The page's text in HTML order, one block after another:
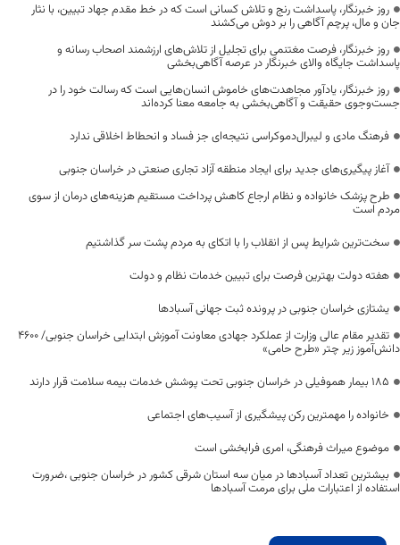
روز خبرنگار، پاسداشت رنج و تلاش کسانی است که در خط مقدم جهاد تبیین، با نثار
جان و مال، پرچم آگاهی را بر دوش می‌کشند
روز خبرنگار، فرصت مغتنمی برای تجلیل از تلاش‌های ارزشمند اصحاب رسانه و
پاسداشت جایگاه والای خبرنگار در عرصه آگاهی‌بخشی
روز خبرنگار، یادآور مجاهدت‌های خاموش انسان‌هایی است که رسالت خود را در
جست‌وجوی حقیقت و آگاهی‌بخشی به جامعه معنا کرده‌اند
فرهنگ مادی و لیبرال‌دموکراسی نتیجه‌ای جز فساد و انحطاط اخلاقی ندارد
آغاز پیگیری‌های جدید برای ایجاد منطقه آزاد تجاری صنعتی در خراسان جنوبی
طرح پزشک خانواده و نظام ارجاع کاهش پرداخت مستقیم هزینه‌های درمان از سوی
مردم است
سخت‌ترین شرایط پس از انقلاب را با اتکای به مردم پشت سر گذاشتیم
هفته دولت بهترین فرصت برای تبیین خدمات نظام و دولت
یشتازی خراسان جنوبی در پرونده ثبت جهانی آسبادها
تقدیر مقام عالی وزارت از عملکرد جهادی معاونت آموزش ابتدایی خراسان جنوبی/ ۴۶۰۰
دانش‌آموز زیر چتر «طرح حامی»
۱۸۵ بیمار هموفیلی در خراسان جنوبی تحت پوشش خدمات بیمه سلامت قرار دارند
خانواده را مهمترین رکن پیشگیری از آسیب‌های اجتماعی
موضوع میراث فرهنگی، امری فرابخشی است
بیشترین تعداد آسبادها در میان سه استان شرقی کشور در خراسان جنوبی ،ضرورت
استفاده از اعتبارات ملی برای مرمت آسبادها